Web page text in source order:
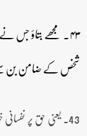
۴۳۔ مجھے بتاؤ جس
شخص کے ضامن بن
43۔ یعنی حق پر